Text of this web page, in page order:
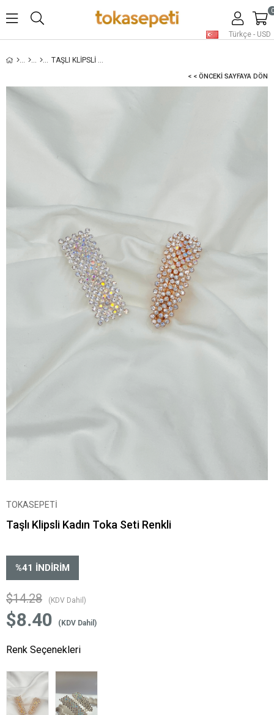
Türkçe - USD
0
TAŞLI KLIPSLI KADIN TOKA SETI RENKLI
< < ÖNCEKI SAYFAYA DÖN
TOKASEPETİ
Taşlı Klipsli Kadın Toka Seti Renkli
%41 İNDIRIM
$14.28 (KDV Dahil)
$8.40 (KDV Dahil)
Renk Seçenekleri